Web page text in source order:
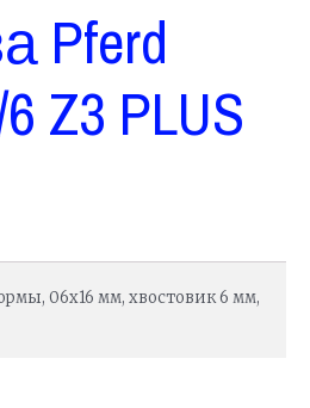
Pferd
Z3 PLUS
06х16 мм, хвостовик 6 мм,